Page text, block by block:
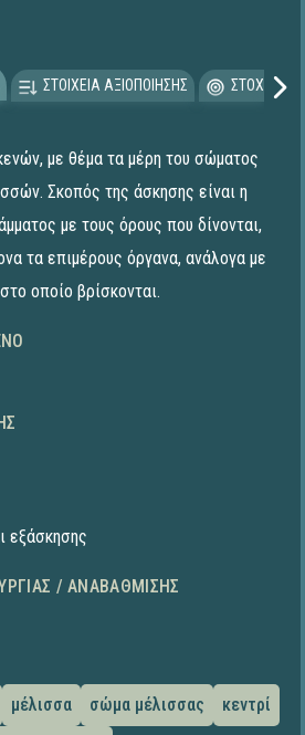
ΣΤΟΙΧΕΙΑ ΑΞΙΟΠΟΙΗΣΗΣ
με θέμα τα μέρη του σώματος
Σκοπός της άσκησης είναι η
με τους όρους που δίνονται,
τα επιμέρους όργανα, ανάλογα με
οποίο βρίσκονται.
εξάσκησης
/ ΑΝΑΒΆΘΜΙΣΗΣ
μέλισσα σώμα μέλισσας
κεντρί